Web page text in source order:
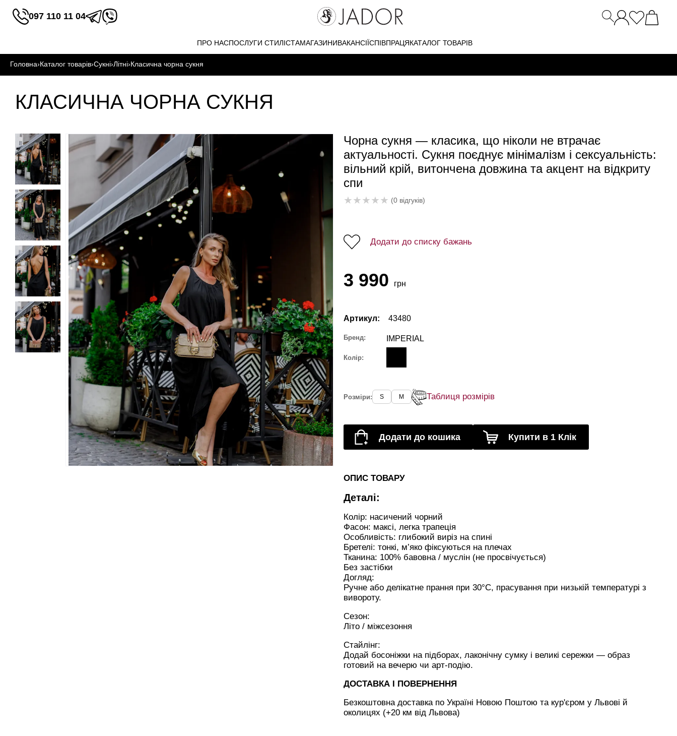
097 110 11 04
ПРО НАСПОСЛУГИ СТИЛІСТАМАГАЗИНИВАКАНСІЇСПІВПРАЦЯКАТАЛОГ ТОВАРІВ
Головна›Каталог товарів›Сукні›Літні›Класична чорна сукня
КЛАСИЧНА ЧОРНА СУКНЯ
Чорна сукня — класика, що ніколи не втрачає
актуальності. Сукня поєднує мінімалізм і сексуальність:
вільний крій, витончена довжина та акцент на відкриту
спи
★★★★★ (0 відгуків)
Додати до списку бажань
3 990 грн
Артикул: 43480
Бренд: IMPERIAL
Колір:
Розміри: S M Таблиця розмірів
Додати до кошика Купити в 1 Клік
ОПИС ТОВАРУ
Деталі:
Колір: насичений чорний
Фасон: максі, легка трапеція
Особливість: глибокий виріз на спині
Бретелі: тонкі, м’яко фіксуються на плечах
Тканина: 100% бавовна / муслін (не просвічується)
Без застібки
Догляд:
Ручне або делікатне прання при 30°C, прасування при низькій температурі з
вивороту.
Сезон:
Літо / міжсезоння
Стайлінг:
Додай босоніжки на підборах, лаконічну сумку і великі сережки — образ
готовий на вечерю чи арт-подію.
ДОСТАВКА І ПОВЕРНЕННЯ
Безкоштовна доставка по Україні Новою Поштою та кур'єром у Львові й
околицях (+20 км від Львова)